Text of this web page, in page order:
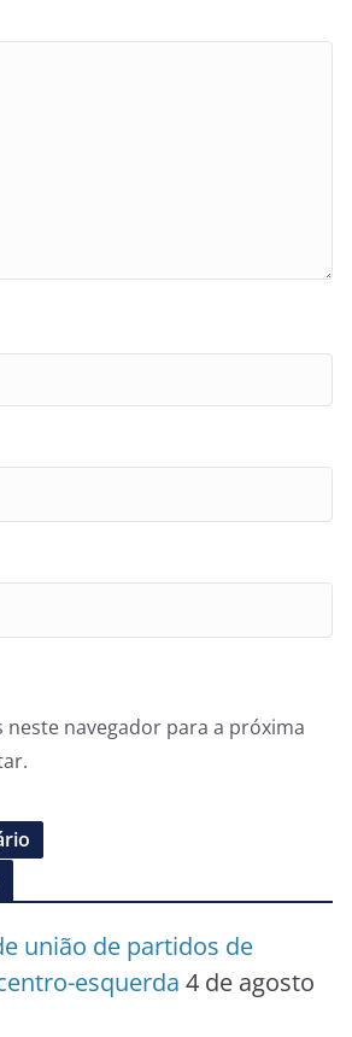
neste navegador para a próxima
união de partidos de
esquerda 4 de agosto